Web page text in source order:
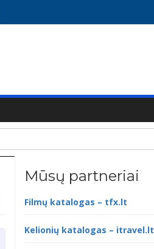
Mūsų partneriai
Filmų katalogas – tfx.lt
Kelionių katalogas – itravel.lt